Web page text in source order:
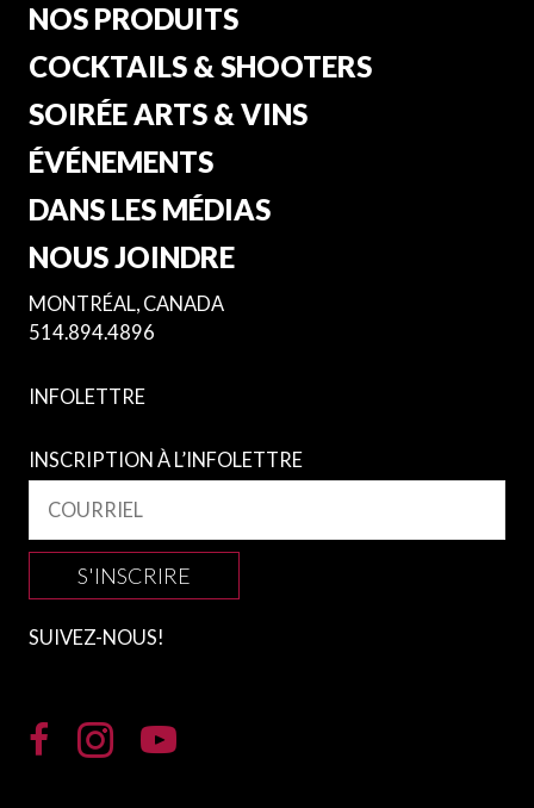
NOS PRODUITS
COCKTAILS & SHOOTERS
SOIRÉE ARTS & VINS
ÉVÉNEMENTS
DANS LES MÉDIAS
NOUS JOINDRE
MONTRÉAL, CANADA
514.894.4896
INFOLETTRE
INSCRIPTION À L’INFOLETTRE
S'INSCRIRE
SUIVEZ-NOUS!